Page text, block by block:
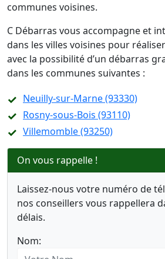
communes voisines.
C Débarras vous accompagne et
dans les villes voisines pour
avec la possibilité d’un débarras
dans les communes suivantes :
Neuilly-sur-Marne (93330)
Rosny-sous-Bois (93110)
Villemomble (93250)
On vous rappelle !
Laissez-nous votre numéro de
nos conseillers vous rappellera
délais.
Nom: